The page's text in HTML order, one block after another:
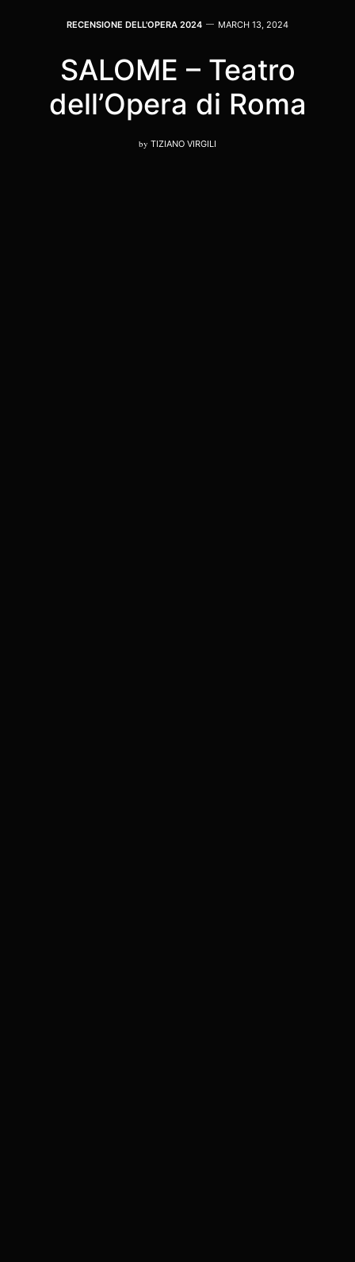
RECENSIONE DELL'OPERA 2024 MARCH 13, 2024
SALOME – Teatro
dell’Opera di Roma
by TIZIANO VIRGILI